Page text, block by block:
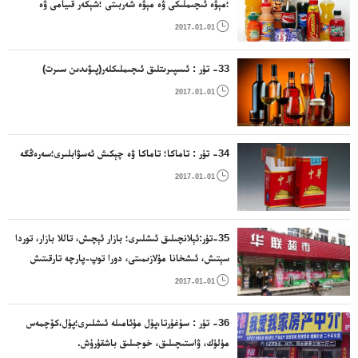
؛مېۋە ئىچىملىكى ۋە مېۋە شەربىتى ؛شېكەر قىيامى ۋە
ئىسپىرتسىز ئىچىملىك ياساشقا ئىشلىتىلىدىغان باشقا

2017-01-01
33- تۈر : ئىسپىرىتلىق ئىچىملىكلەر(پىۋىدىن سىرت)

2017-01-01
34- تۈر : تاماكا؛ تاماكا ۋە چېكىش ئەسۋابلىرى؛سەرەڭگە

2017-01-01
35-تۈر:ئېلانچىلىق ئىشلىرى؛ بازار ئېچىش، تاللا بازار، توردا
سېتىش، ئىشخانا مۇلازىمىتى، دورا توپ-پارچە تارقىتىش
مۇلازىمىتى قاتارلىقلار

2017-01-01
36- تۈر : سۇغۇرتا،پۇل مۇئامىلە ئىشلىرى؛پۇل،كۆچمەس
مۈلۈك، ۋاستىچىلىق، خوجىلىق باشقۇرۇش.